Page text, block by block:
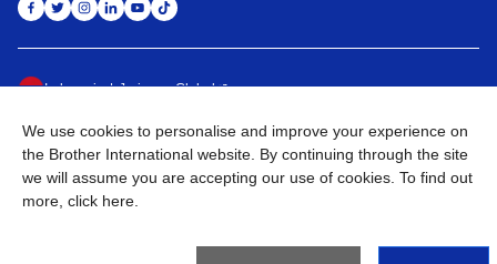
Indonesia Jaringan Global
Privacy Policy Ketentuan Penggunaan Site Map Kunjungi Situs Global
©2026BROTHER INTERNATIONAL SALES INDONESIA All
We use cookies to personalise and improve your experience on
the Brother International website. By continuing through the site
we will assume you are accepting our use of cookies. To find out
more, click here